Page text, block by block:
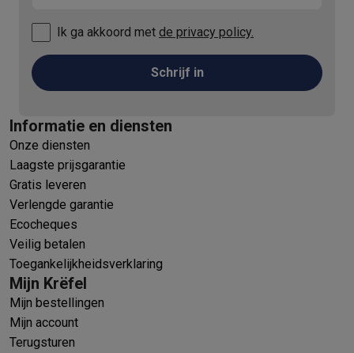
Ik ga akkoord met de privacy policy.
Schrijf in
Informatie en diensten
Onze diensten
Laagste prijsgarantie
Gratis leveren
Verlengde garantie
Ecocheques
Veilig betalen
Toegankelijkheidsverklaring
Mijn Krëfel
Mijn bestellingen
Mijn account
Terugsturen